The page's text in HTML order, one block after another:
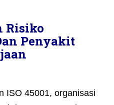
Risiko
Penyakit
ISO 45001, organisasi